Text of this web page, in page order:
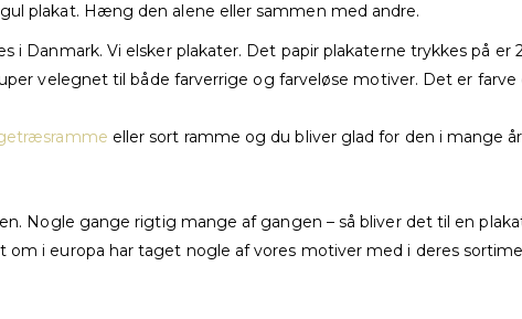
plakat. Hæng den alene eller sammen med andre.
i Danmark. Vi elsker plakater. Det papir plakaterne trykkes på
velegnet til både farverrige og farveløse motiver. Det er
eller sort ramme og du bliver glad for den i mange
Nogle gange rigtig mange af gangen – så bliver det til en
i europa har taget nogle af vores motiver med i deres